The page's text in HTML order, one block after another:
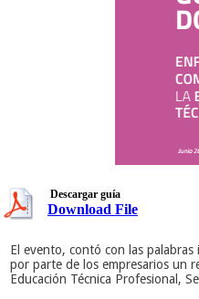
Descargar guía
Download File
El evento, contó con las
por parte de los empresarios un
Educación Técnica Profesional,